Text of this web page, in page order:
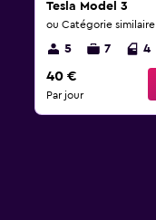
Tesla Model 3
ou Catégorie similaire
5 7 4
40 €
Par jour